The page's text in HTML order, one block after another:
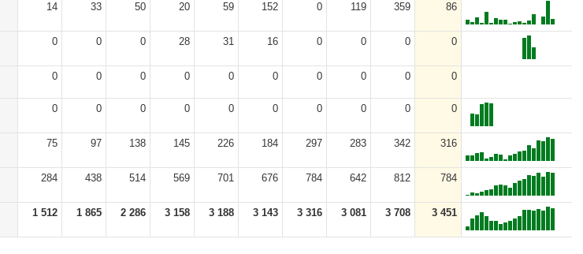
14 33 50 20 59 152 0 119 359 86
0 0 0 28 31 16 0 0 0 0
0 0 0 0 0 0 0 0 0 0
0 0 0 0 0 0 0 0 0 0
75 97 138 145 226 184 297 283 342 316
284 438 514 569 701 676 784 642 812 784
1 512 1 865 2 286 3 158 3 188 3 143 3 316 3 081 3 708 3 451